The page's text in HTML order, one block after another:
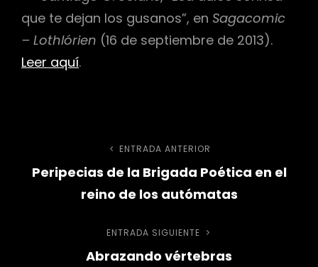
que te dejan los gusanos”, en Sagacomic
– Lothlórien (16 de septiembre de 2013).
Leer aquí.
Navegación
entradas
Entrada
anterior
ENTRADA ANTERIOR
Peripecias de la Brigada Poética en el
reino de los autómatas
Entrada
siguiente
ENTRADA SIGUIENTE
Abrazando vértebras